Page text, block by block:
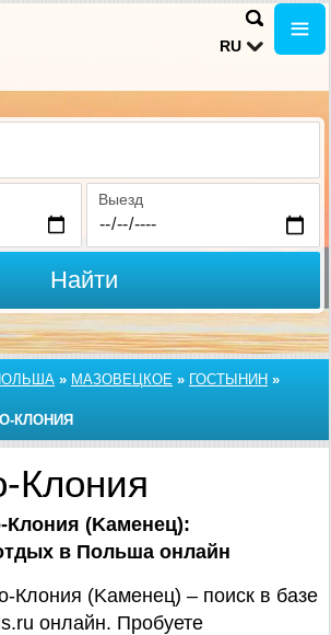
RU
Выезд
Найти
» МАЗОВЕЦКОЕ » ГОСТЫНИН »
КЛОНИЯ
Клония
Клония (Kaменец):
в Польша онлайн
Клония (Kaменец) – поиск в базе
онлайн. Пробуете